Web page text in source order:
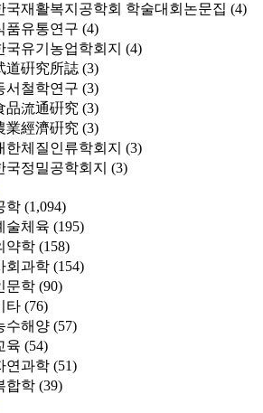
국재활복지공학회 학술대회논문집 (4)
품유통연구 (4)
국유기농업학회지 (4)
道硏究所誌 (3)
서철학연구 (3)
品流通硏究 (3)
業經濟硏究 (3)
한체질인류학회지 (3)
국정밀공학회지 (3)
학 (1,094)
술체육 (195)
약학 (158)
회과학 (154)
문학 (90)
타 (76)
수해양 (57)
육 (54)
연과학 (51)
합학 (39)